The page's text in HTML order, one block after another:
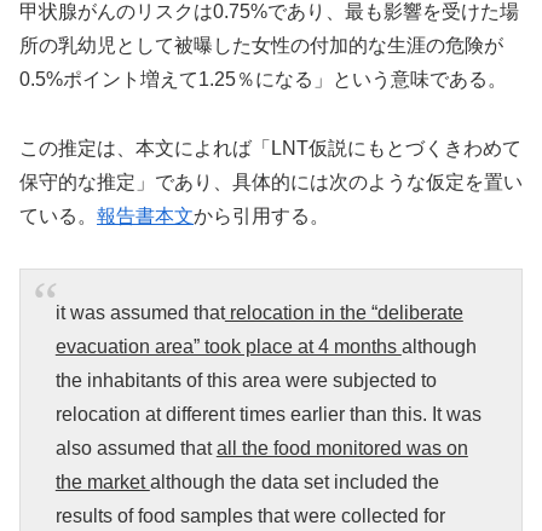
甲状腺がんのリスクは0.75%であり、最も影響を受けた場
所の乳幼児として被曝した女性の付加的な生涯の危険が
0.5%ポイント増えて1.25％になる」という意味である。
この推定は、本文によれば「LNT仮説にもとづくきわめて
保守的な推定」であり、具体的には次のような仮定を置い
ている。 報告書本文から引用する。
it was assumed thatrelocation in the “deliberate
evacuation area” took place at 4 months although
the inhabitants of this area were subjected to
relocation at different times earlier than this. It was
also assumed thatall the food monitored was on
the marketalthough the data set included the
results of food samples that were collected for